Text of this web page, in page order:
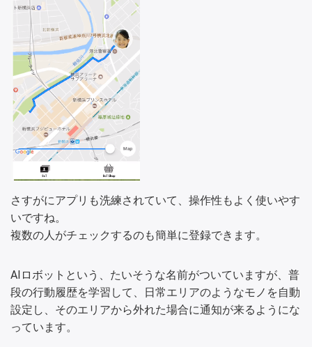
さすがにアプリも洗練されていて、操作性もよく使いやす
いですね。
複数の人がチェックするのも簡単に登録できます。
AIロボットという、たいそうな名前がついていますが、普
段の行動履歴を学習して、日常エリアのようなモノを自動
設定し、そのエリアから外れた場合に通知が来るようにな
っています。